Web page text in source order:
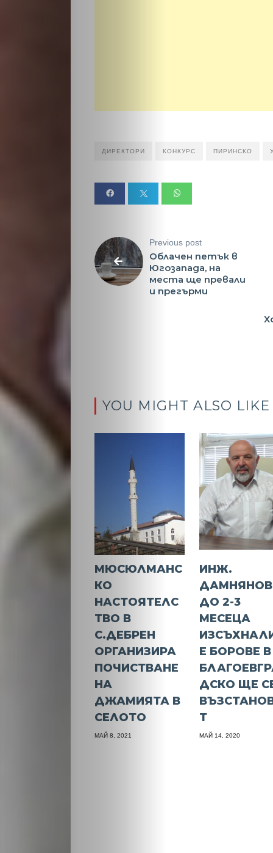
ДИРЕКТОРИ КОНКУРС ПИРИНСКО
Previous post
Облачен петък в
Югозапада, на
места ще превали
и прегърми
YOU MIGHT ALSO LIKE
МЮСЮЛМАНС
КО
НАСТОЯТЕЛС
ТВО В
С.ДЕБРЕН
ОРГАНИЗИРА
ПОЧИСТВАНЕ
НА
ДЖАМИЯТА В
СЕЛОТО
МАЙ 8, 2021
ИНЖ.
ДО 2-3
МЕСЕЦА
Е БОРОВЕ В
ДСКО ЩЕ
Т
МАЙ 14, 2020